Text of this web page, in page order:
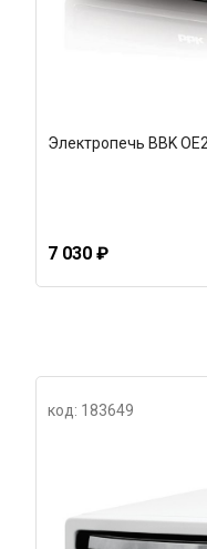
Электропечь BBK
7 030 ₽
код: 183649